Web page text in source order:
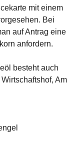
mit einem
Bei
auf Antrag eine
anfordern.
besteht auch
Am